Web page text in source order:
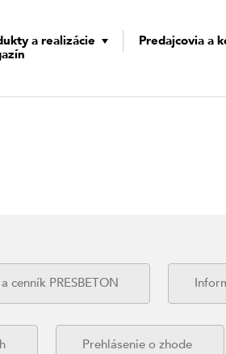
a realizácie
Predajcovia a
cenník PRESBETON
Prehlásenie o zhode